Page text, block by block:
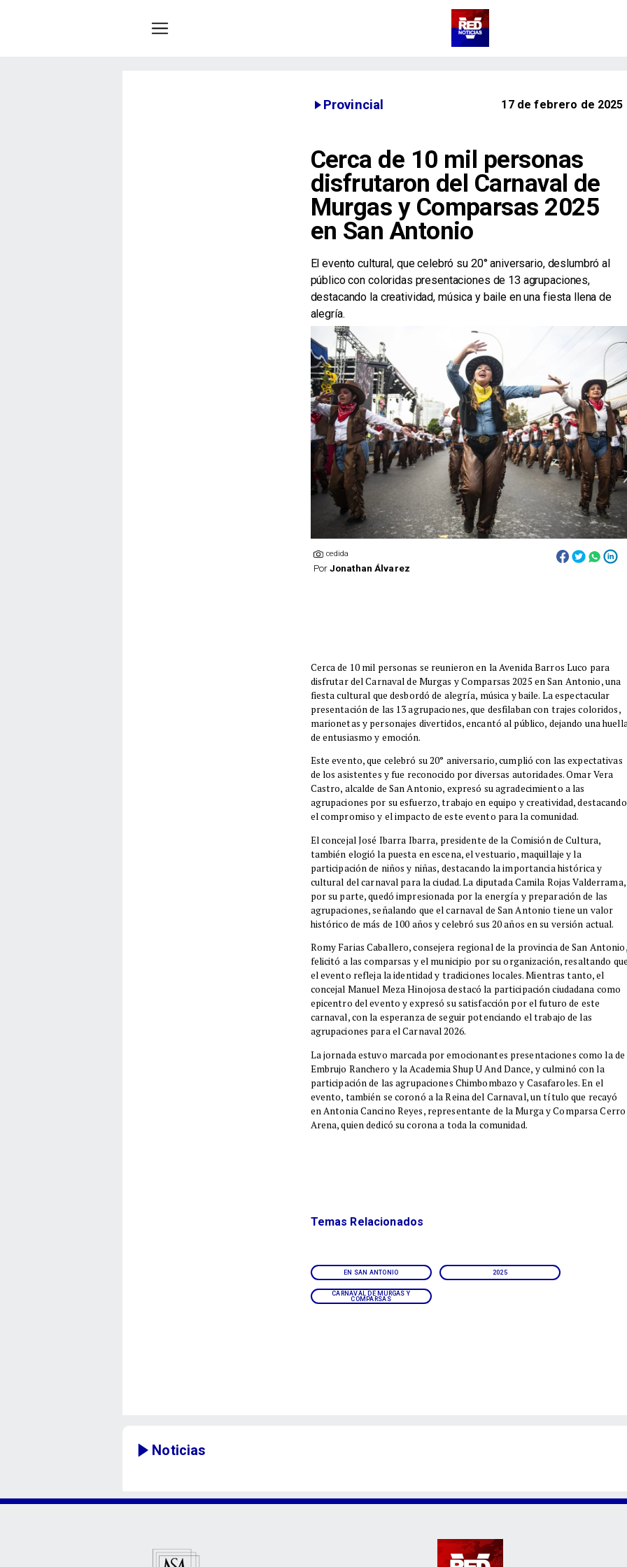
Provincial 17 de febrero de 2025
Cerca de 10 mil personas
disfrutaron del Carnaval de
Murgas y Comparsas 2025
en San Antonio
​El evento cultural, que celebró su 20° aniversario, deslumbró al
público con coloridas presentaciones de 13 agrupaciones,
destacando la creatividad, música y baile en una fiesta llena de
alegría.
cedida
Por Jonathan Álvarez
​Cerca de 10 mil personas se reunieron en la Avenida Barros Luco para
disfrutar del Carnaval de Murgas y Comparsas 2025 en San Antonio, una
fiesta cultural que desbordó de alegría, música y baile. La espectacular
presentación de las 13 agrupaciones, que desfilaban con trajes coloridos,
marionetas y personajes divertidos, encantó al público, dejando una
de entusiasmo y emoción.
Este evento, que celebró su 20° aniversario, cumplió con las expectativas
de los asistentes y fue reconocido por diversas autoridades. Omar Vera
Castro, alcalde de San Antonio, expresó su agradecimiento a las
agrupaciones por su esfuerzo, trabajo en equipo y creatividad, destacando
el compromiso y el impacto de este evento para la comunidad.
El concejal José Ibarra Ibarra, presidente de la Comisión de Cultura,
también elogió la puesta en escena, el vestuario, maquillaje y la
participación de niños y niñas, destacando la importancia histórica y
cultural del carnaval para la ciudad. La diputada Camila Rojas Valderrama,
por su parte, quedó impresionada por la energía y preparación de las
agrupaciones, señalando que el carnaval de San Antonio tiene un valor
histórico de más de 100 años y celebró sus 20 años en su versión actual.
Romy Farias Caballero, consejera regional de la provincia de San Antonio,
felicitó a las comparsas y el municipio por su organización, resaltando
el evento refleja la identidad y tradiciones locales. Mientras tanto, el
concejal Manuel Meza Hinojosa destacó la participación ciudadana como
epicentro del evento y expresó su satisfacción por el futuro de este
carnaval, con la esperanza de seguir potenciando el trabajo de las
agrupaciones para el Carnaval 2026.
La jornada estuvo marcada por emocionantes presentaciones como la de
Embrujo Ranchero y la Academia Shup U And Dance, y culminó con la
participación de las agrupaciones Chimbombazo y Casafaroles. En el
evento, también se coronó a la Reina del Carnaval, un título que recayó
en Antonia Cancino Reyes, representante de la Murga y Comparsa Cerro
Arena, quien dedicó su corona a toda la comunidad.
EN SAN ANTONIO 2025
CARNAVAL DE MURGAS Y
COMPARSAS
Temas Relacionados
Noticias